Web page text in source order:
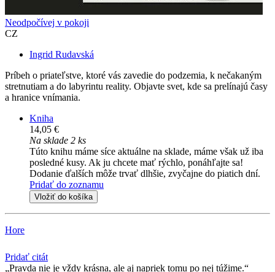
Neodpočívej v pokoji
CZ
Ingrid Rudavská
Príbeh o priateľstve, ktoré vás zavedie do podzemia, k nečakaným
stretnutiam a do labyrintu reality. Objavte svet, kde sa prelínajú časy
a hranice vnímania.
Kniha
14,05 €
Na sklade 2 ks
Túto knihu máme síce aktuálne na sklade, máme však už iba
posledné kusy. Ak ju chcete mať rýchlo, ponáhľajte sa!
Dodanie ďalších môže trvať dlhšie, zvyčajne do piatich dní.
Pridať do zoznamu
Vložiť do košíka
Hore
Pridať citát
Pravda nie je vždy krásna, ale aj napriek tomu po nej túžime.